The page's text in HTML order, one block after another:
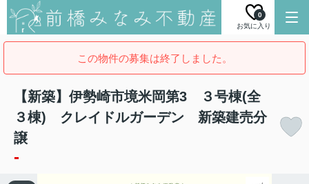
お気に入り
0
この物件の募集は終了しました。
【新築】伊勢崎市境米岡第3 ３号棟(全
３棟) クレイドルガーデン 新築建売分
譲
-